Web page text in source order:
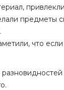
предметы
что